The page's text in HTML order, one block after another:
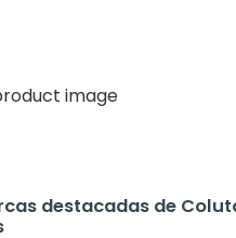
destacadas de